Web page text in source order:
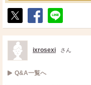
ポ
ス
ト
シ
ェ
送
る
ixrosexi さん
Q&A一覧へ